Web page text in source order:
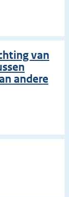
van
andere